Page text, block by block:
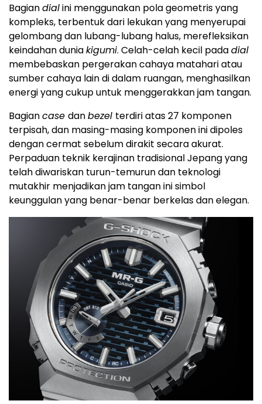
Bagiandialini menggunakan pola geometris yang
kompleks, terbentuk dari lekukan yang menyerupai
gelombang dan lubang-lubang halus, merefleksikan
keindahan duniakigumi. Celah-celah kecil padadial
membebaskan pergerakan cahaya matahari atau
sumber cahaya lain di dalam ruangan, menghasilkan
energi yang cukup untuk menggerakkan jam tangan.
Bagiancase danbezel terdiri atas 27 komponen
terpisah, dan masing-masing komponen ini dipoles
dengan cermat sebelum dirakit secara akurat.
Perpaduan teknik kerajinan tradisional Jepang yang
telah diwariskan turun-temurun dan teknologi
mutakhir menjadikan jam tangan ini simbol
keunggulan yang benar-benar berkelas dan elegan.